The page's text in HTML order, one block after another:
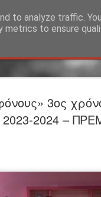
3ος
2023-2024 –
to analyze traffic.
to ensure